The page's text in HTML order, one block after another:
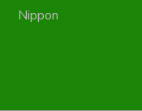
Nippon